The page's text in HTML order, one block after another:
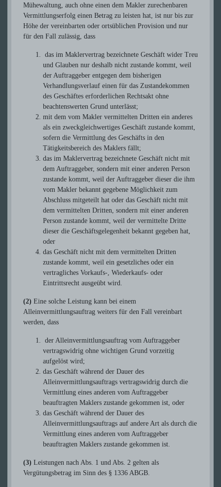
Mühewaltung, auch ohne einen dem Makler zurechenbaren
Vermittlungserfolg einen Betrag zu leisten hat, ist nur bis zur
Höhe der vereinbarten oder ortsüblichen Provision und nur
für den Fall zulässig, dass
das im Maklervertrag bezeichnete Geschäft wider Treu
und Glauben nur deshalb nicht zustande kommt, weil
der Auftraggeber entgegen dem bisherigen
Verhandlungsverlauf einen für das Zustandekommen
des Geschäftes erforderlichen Rechtsakt ohne
beachtenswerten Grund unterlässt;
mit dem vom Makler vermittelten Dritten ein anderes
als ein zweckgleichwertiges Geschäft zustande kommt,
sofern die Vermittlung des Geschäfts in den
Tätigkeitsbereich des Maklers fällt;
das im Maklervertrag bezeichnete Geschäft nicht mit
dem Auftraggeber, sondern mit einer anderen Person
zustande kommt, weil der Auftraggeber dieser die ihm
vom Makler bekannt gegebene Möglichkeit zum
Abschluss mitgeteilt hat oder das Geschäft nicht mit
dem vermittelten Dritten, sondern mit einer anderen
Person zustande kommt, weil der vermittelte Dritte
dieser die Geschäftsgelegenheit bekannt gegeben hat,
oder
das Geschäft nicht mit dem vermittelten Dritten
zustande kommt, weil ein gesetzliches oder ein
vertragliches Vorkaufs-, Wiederkaufs- oder
Eintrittsrecht ausgeübt wird.
(2) Eine solche Leistung kann bei einem
Alleinvermittlungsauftrag weiters für den Fall vereinbart
werden, dass
der Alleinvermittlungsauftrag vom Auftraggeber
vertragswidrig ohne wichtigen Grund vorzeitig
aufgelöst wird;
das Geschäft während der Dauer des
Alleinvermittlungsauftrags vertragswidrig durch die
Vermittlung eines anderen vom Auftraggeber
beauftragten Maklers zustande gekommen ist, oder
das Geschäft während der Dauer des
Alleinvermittlungsauftrags auf andere Art als durch die
Vermittlung eines anderen vom Auftraggeber
beauftragten Maklers zustande gekommen ist.
(3) Leistungen nach Abs. 1 und Abs. 2 gelten als
Vergütungsbetrag im Sinn des § 1336 ABGB.